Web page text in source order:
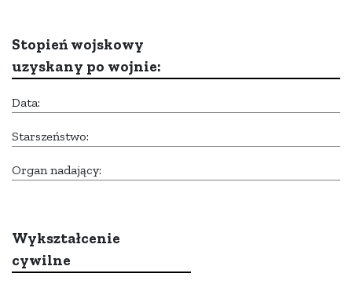
Stopień wojskowy
uzyskany po wojnie:
Data:
Starszeństwo:
Organ nadający:
Wykształcenie
cywilne